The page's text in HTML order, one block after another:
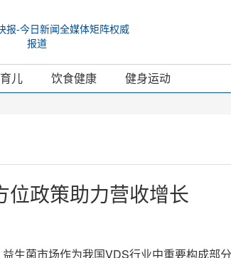
育儿 饮食健康 健身运动
位政策助力营收增长
益生菌市场作为我国VDS行业中重要构成部